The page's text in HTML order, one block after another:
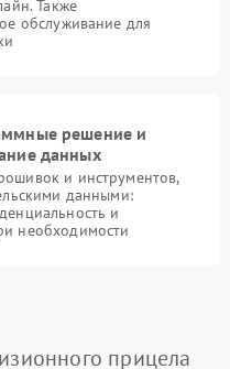
Также
обслуживание для
решение и
данных
и инструментов,
данными:
и
необходимости
прицела